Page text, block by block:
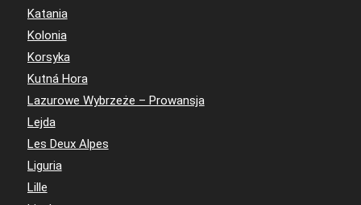
Katania
Kolonia
Korsyka
Kutná Hora
Lazurowe Wybrzeże – Prowansja
Lejda
Les Deux Alpes
Liguria
Lille